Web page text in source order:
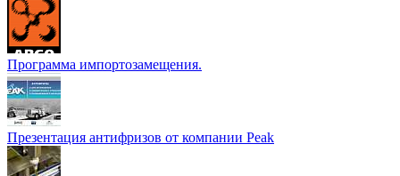
Программа импортозамещения.
Презентация антифризов от компании Peak